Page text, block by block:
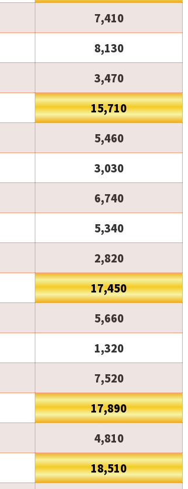
7,410
8,130
3,470
15,710
5,460
3,030
6,740
5,340
2,820
17,450
5,660
1,320
7,520
17,890
4,810
18,510